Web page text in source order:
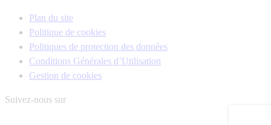
Plan du site
Politique de cookies
Politiques de protection des données
Conditions Générales d’Utilisation
Gestion de cookies
Suivez-nous sur